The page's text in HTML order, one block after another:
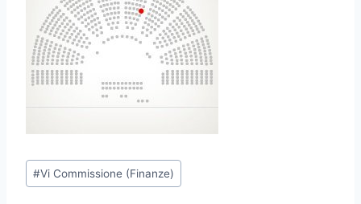
P
o
#Vi Commissione (Finanze)